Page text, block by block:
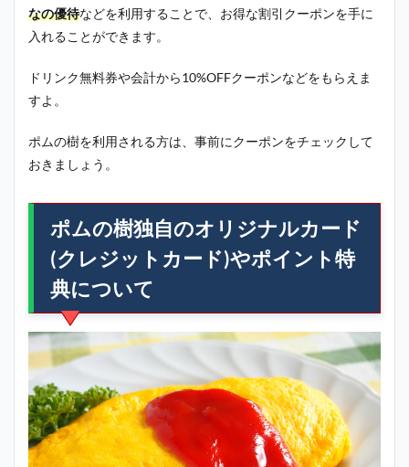
なの優待などを利用することで、お得な割引クーポンを手に
入れることができます。
ドリンク無料券や会計から10%OFFクーポンなどをもらえま
すよ。
ポムの樹を利用される方は、事前にクーポンをチェックして
おきましょう。
ポムの樹独自のオリジナルカード
(クレジットカード)やポイント特
典について